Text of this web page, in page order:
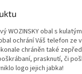
WOZINSKY obal s
ochrání Váš telefon ze
chráněn také
prasknutí, či
logo jejich jabka!